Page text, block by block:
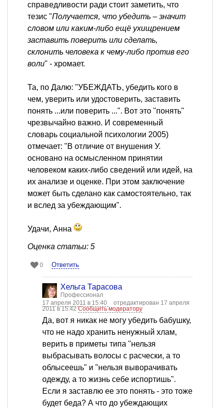
справедливости ради стоит заметить, что
тезис "Получается, что убедить – значит
словом или каким-либо ещё ухищрением
заставить поверить или сделать,
склонить человека к чему-либо против его
воли" - хромает.
Та, по Далю: "УБЕЖДАТЬ, убедить кого в
чем, уверить или удостоверить, заставить
понять ...или поверить ...". Вот это "понять"
чрезвычайно важно. И современный
словарь социальной психологии 2005)
отмечает: "В отличие от внушения У.
основано на осмысленном принятии
человеком каких-либо сведений или идей, на
их анализе и оценке. При этом заключение
может быть сделано как самостоятельно, так
и вслед за убеждающим".
Удачи, Анна
Оценка статьи: 5
0 Ответить
Хельга Тарасова
Профессионал
17 апреля 2011 в 15:40
отредактирован 17 апреля
2011 в 15:42Сообщить модератору
Да, вот я никак не могу убедить бабушку,
что не надо хранить ненужный хлам,
верить в приметы типа "нельзя
выбрасывать волосы с расчески, а то
облысеешь" и "нельзя выворачивать
одежду, а то жизнь себе испортишь".
Если я заставлю ее это понять - это тоже
будет беда? А что до убеждающих